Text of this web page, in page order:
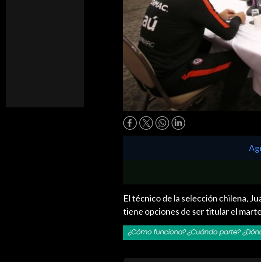
El técnico de la selección chilena,
tiene opciones de ser titular el